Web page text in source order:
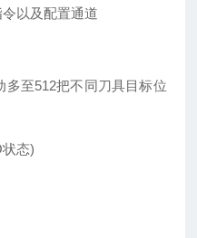
以及配置通道
至512把不同刀具目标位
态)